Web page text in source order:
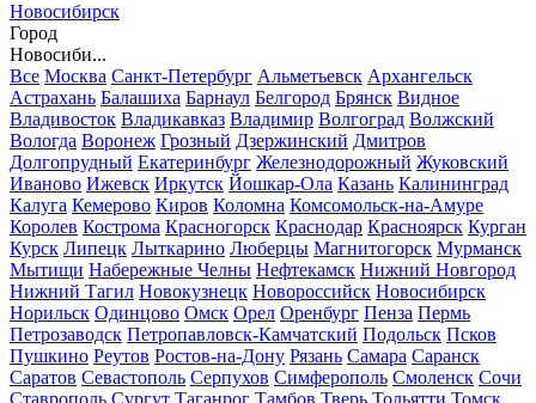
Новосибирск
Город
Новосиби...
Все Москва Санкт-Петербург Альметьевск Архангельск
Астрахань Балашиха Барнаул Белгород Брянск Видное
Владивосток Владикавказ Владимир Волгоград Волжский
Вологда Воронеж Грозный Дзержинский Дмитров
Долгопрудный Екатеринбург Железнодорожный Жуковский
Иваново Ижевск Иркутск Йошкар-Ола Казань Калининград
Калуга Кемерово Киров Коломна Комсомольск-на-Амуре
Королев Кострома Красногорск Краснодар Красноярск Курган
Курск Липецк Лыткарино Люберцы Магнитогорск Мурманск
Мытищи Набережные Челны Нефтекамск Нижний Новгород
Нижний Тагил Новокузнецк Новороссийск Новосибирск
Норильск Одинцово Омск Орел Оренбург Пенза Пермь
Петрозаводск Петропавловск-Камчатский Подольск Псков
Пушкино Реутов Ростов-на-Дону Рязань Самара Саранск
Саратов Севастополь Серпухов Симферополь Смоленск Сочи
Ставрополь Сургут Таганрог Тамбов Тверь Тольятти Томск